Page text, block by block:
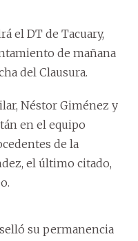
el DT de Tacuary,
de mañana
del Clausura.
Néstor Giménez y
en el equipo
de la
el último citado,
su permanencia